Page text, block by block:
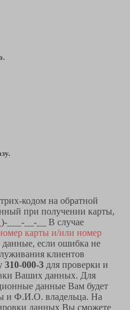
кодом на обратной
при получении карты,
___-__-__ В случае
карты и/или номер
данные, если ошибка не
клиентов
310-000-3 для проверки и
Ваших данных. Для
данные Вам будет
и Ф.И.О. владельца. На
данных Вы сможете